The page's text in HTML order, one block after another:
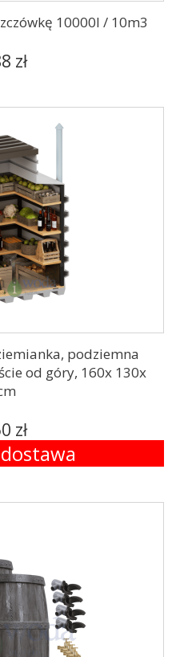
10000l / 10m3
zł
podziemna
od góry, 160x 130x
zł